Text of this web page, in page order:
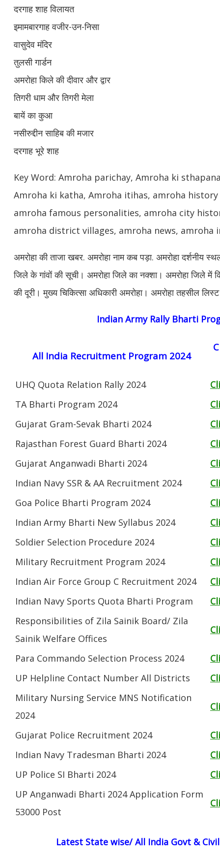
दरगाह शाह विलायत
इमामबारगाह वजीर-उन-निसा
वासुदेव मंदिर
तुलसी गार्डन
अमरोहा किले की दीवार और द्वार
तिगरी धाम और तिगरी मेला
बायें का कुआ
नसीरुद्दीन साहिब की मजार
दरगाह भूरे शाह
Key Word: Amroha parichay, Amroha ki
Amroha ki katha, Amroha itihas, amroha
amroha famous personalities, amroha city
amroha district villages, amroha news, amroha
अमरोहा की ताजा खबर. अमरोहा नाम कब पड़ा. अमरोहा दर्शनीय
जिले के गांवों की सूची। अमरोहा जिले का नक्शा। अमरोहा जिले में
की दूरी। मुख्य चिकित्सा अधिकारी अमरोहा। अमरोहा तहसील लिस्ट
Indian Army Rally Bharti
All India Recruitment Program 2024
UHQ Quota Relation Rally 2024
TA Bharti Program 2024
Gujarat Gram-Sevak Bharti 2024
Rajasthan Forest Guard Bharti 2024
Gujarat Anganwadi Bharti 2024
Indian Navy SSR & AA Recruitment 2024
Goa Police Bharti Program 2024
Indian Army Bharti New Syllabus 2024
Soldier Selection Procedure 2024
Military Recruitment Program 2024
Indian Air Force Group C Recruitment 2024
Indian Navy Sports Quota Bharti Program
Responsibilities of Zila Sainik Board/ Zila
Sainik Welfare Offices
Para Commando Selection Process 2024
UP Helpline Contact Number All Districts
Military Nursing Service MNS Notification
2024
Gujarat Police Recruitment 2024
Indian Navy Tradesman Bharti 2024
UP Police SI Bharti 2024
UP Anganwadi Bharti 2024 Application Form
53000 Post
Latest State wise/ All India Govt &